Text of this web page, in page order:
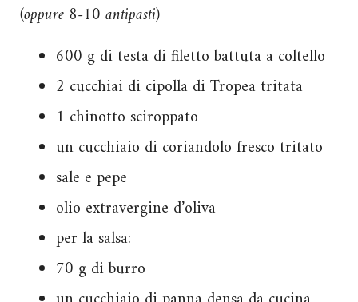
(oppure 8-10 antipasti)
600 g di testa di filetto battuta a coltello
2 cucchiai di cipolla di Tropea tritata
1 chinotto sciroppato
un cucchiaio di coriandolo fresco tritato
sale e pepe
olio extravergine d’oliva
per la salsa:
70 g di burro